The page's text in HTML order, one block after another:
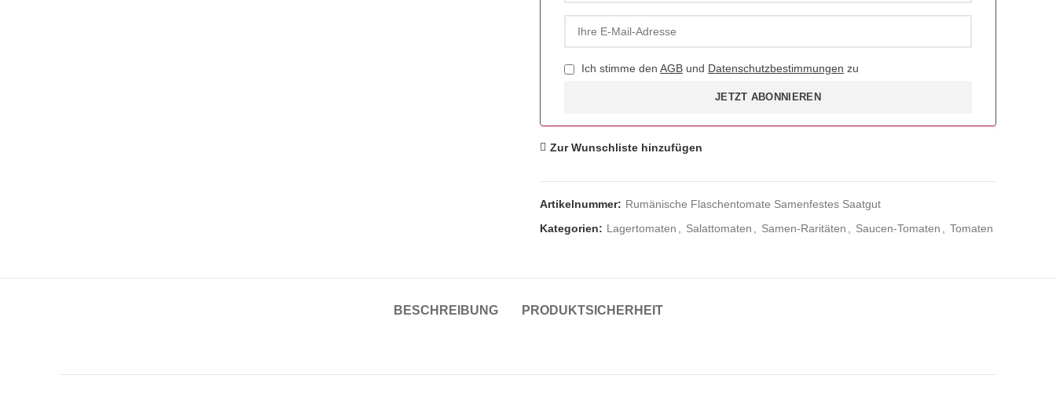
Ich stimme den AGB und Datenschutzbestimmungen zu
JETZT ABONNIEREN
Zur Wunschliste hinzufügen
Artikelnummer: Rumänische Flaschentomate Samenfestes Saatgut
Kategorien: Lagertomaten Salattomaten Samen-Raritäten Saucen-Tomaten Tomaten
BESCHREIBUNG PRODUKTSICHERHEIT